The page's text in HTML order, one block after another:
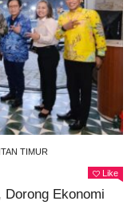
TIMUR
Like
Dorong Ekonomi